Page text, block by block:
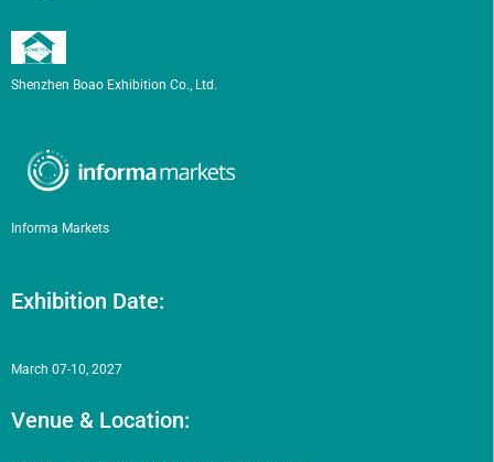
Shenzhen Boao Exhibition Co., Ltd.
Informa Markets
Exhibition Date:
March 07-10, 2027
Venue & Location: